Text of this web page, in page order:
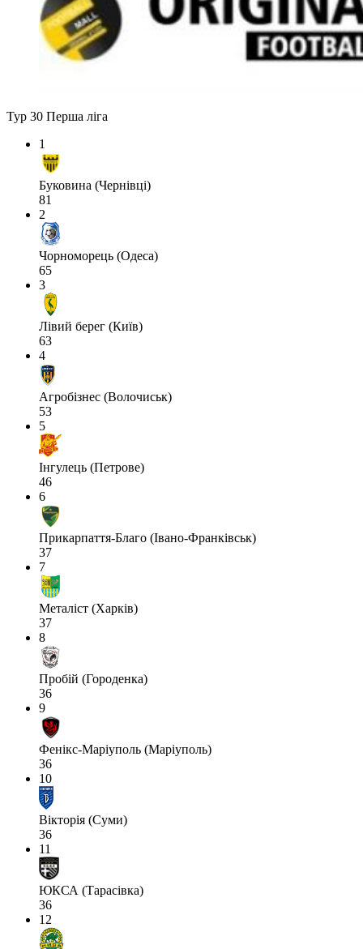
Тур 30 Перша ліга
1
Буковина (Чернівці)
81
2
Чорноморець (Одеса)
65
3
Лівий берег (Київ)
63
4
Агробізнес (Волочиськ)
53
5
Інгулець (Петрове)
46
6
Прикарпаття-Благо (Івано-Франківськ)
37
7
Металіст (Харків)
37
8
Пробій (Городенка)
36
9
Фенікс-Маріуполь (Маріуполь)
36
10
Вікторія (Суми)
36
11
ЮКСА (Тарасівка)
36
12